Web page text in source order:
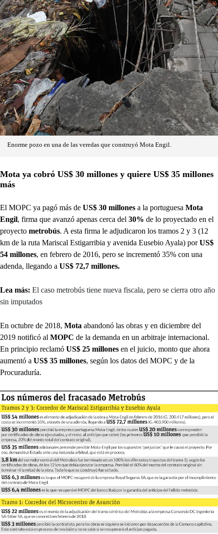
Enorme pozo en una de las veredas que construyó Mota Engil.
Mota ya cobró US$ 30 millones y quiere US$ 35 millones
más
El MOPC ya pagó más de US$ 30 millones a la portuguesa Mota
Engil, firma que avanzó apenas cerca del 30% de lo proyectado en el
proyecto metrobús. A esta firma le adjudicaron los tramos 2 y 3 (12
km de la ruta Mariscal Estigarribia y avenida Eusebio Ayala) porUS$
54 millones, en febrero de 2016, pero se incrementó 35% con una
adenda, llegando a US$ 72,7 millones.
Lea más: El caso metrobús tiene nueva fiscala, pero se cierra otro año
sin imputados
En octubre de 2018, Mota abandonó las obras y en diciembre del
2019 notificó al MOPC de la demanda en un arbitraje internacional.
En principio reclamó US$ 25 millones en el juicio, monto que ahora
aumentó a US$ 35 millones, según los datos del MOPC y de la
Procuraduría.